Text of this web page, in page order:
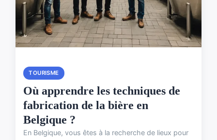
TOURISME
Où apprendre les techniques de
fabrication de la bière en
Belgique ?
En Belgique, vous êtes à la recherche de lieux pour